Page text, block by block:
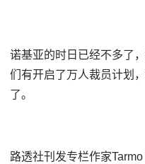
诺基亚的时日已经不多了
们有开启了万人裁员计划
了。
路透社刊发专栏作家